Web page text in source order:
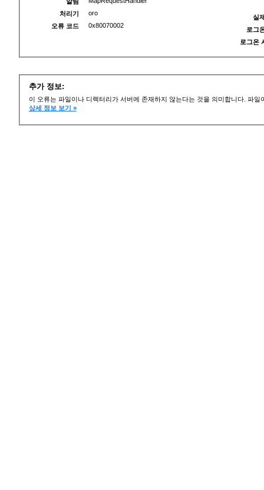
처리기
oro
오류 코드
0x80070002
실
로그
로그온
추가 정보:
이 오류는 파일이나 디렉터리가 서버에 존재하지 않는다는 것을 의미합니다. 파
상세 정보 보기 »